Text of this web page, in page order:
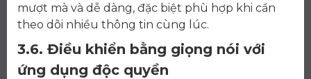
mượt mà và dễ dàng, đặc biệt phù hợp khi cần
theo dõi nhiều thông tin cùng lúc.
3.6. Điều khiển bằng giọng nói với
ứng dụng độc quyền